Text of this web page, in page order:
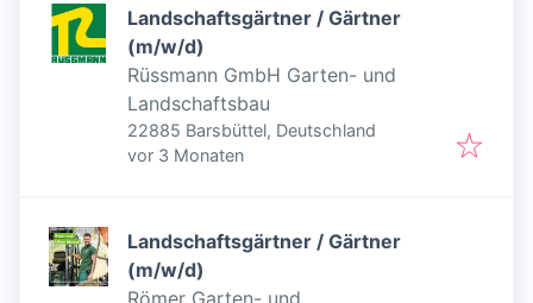
Landschaftsgärtner / Gärtner
(m/w/d)
Rüssmann GmbH Garten- und
Landschaftsbau
22885 Barsbüttel, Deutschland
Veröffentlicht:
vor 3 Monaten
Landschaftsgärtner / Gärtner
(m/w/d)
Römer Garten- und